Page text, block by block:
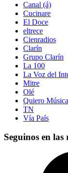
Canal (á)
Cucinare
El Doce
eltrece
Cienradios
Clarín
Grupo Clarín
La 100
La Voz del
Mitre
Olé
Quiero Música
TN
Vía País
Seguinos en las